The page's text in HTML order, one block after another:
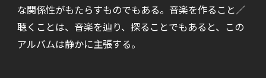
な関係性がもたらすものでもある。音楽を作ること／
聴くことは、音楽を辿り、探ることでもあると、この
アルバムは静かに主張する。